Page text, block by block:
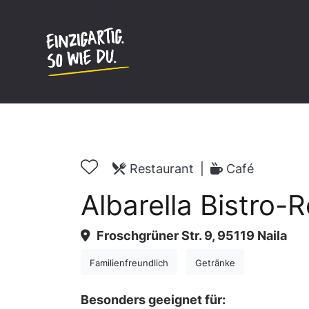
Restaurant Café
Albarella Bistro-
Froschgrüner Str. 9, 95119 Naila
Familienfreundlich Getränke
Besonders geeignet für: